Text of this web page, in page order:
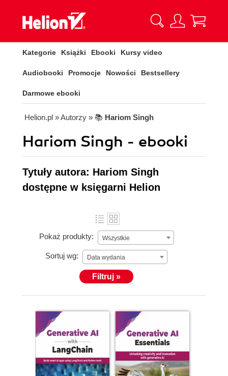
Kategorie Książki Ebooki Kursy video
Audiobooki Promocje Nowości Bestsellery
Darmowe ebooki
Helion.pl » Autorzy » 📚 Hariom Singh
Hariom Singh - ebooki
Tytuły autora: Hariom Singh
dostępne w księgarni Helion
Pokaż produkty: Wszystkie
Sortuj wg: Data wydania
Filtruj »